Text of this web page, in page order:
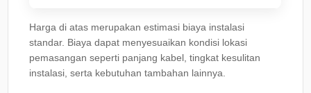
Harga di atas merupakan estimasi biaya instalasi
standar. Biaya dapat menyesuaikan kondisi lokasi
pemasangan seperti panjang kabel, tingkat kesulitan
instalasi, serta kebutuhan tambahan lainnya.